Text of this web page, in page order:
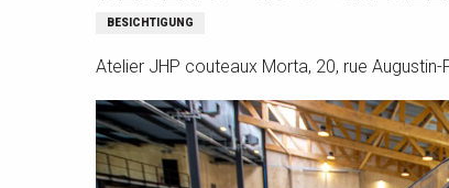
BESICHTIGUNG
Atelier JHP couteaux Morta, 20, rue Augustin-